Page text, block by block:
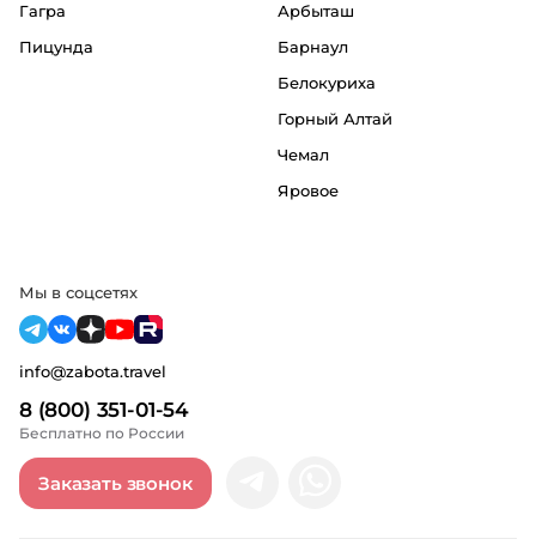
Гагра
Пицунда
Арбыташ
Барнаул
Белокуриха
Горный Алтай
Чемал
Яровое
8 (800) 351-01-54
Бесплатно по России
info@zabota.travel
Заказать звонок
Мы в соцсетях